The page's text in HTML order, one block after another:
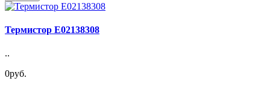
Термистор E02138308
..
0руб.